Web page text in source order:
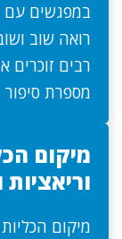
במפגשים עם
רואה שוב
רבים זוכרים
מספרת סיפור
מיקום
מיקום